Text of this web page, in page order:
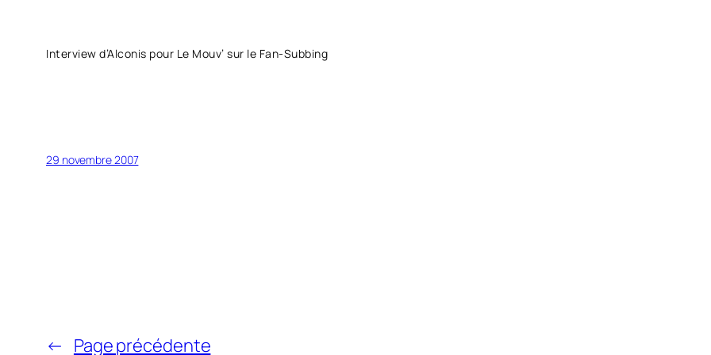
Interview d’Alconis pour Le Mouv’ sur le Fan-Subbing
29 novembre 2007
← Page précédente